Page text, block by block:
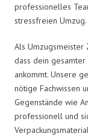
professionelles
stressfreien Umzug.
Als Umzugsmeister
dass dein
ankommt. Unsere
nötige Fachwissen
Gegenstände wie
professionell und